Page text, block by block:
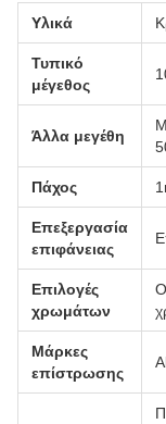
Υλικά
Τυπικό
μέγεθος
Άλλα μεγέθη
Πάχος
Επεξεργασία
επιφάνειας
Επιλογές
χρωμάτων
Μάρκες
επίστρωσης